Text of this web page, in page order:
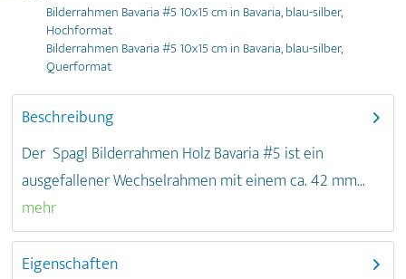
Bilderrahmen Bavaria #5 10x15 cm in Bavaria, blau-silber,
Hochformat
Bilderrahmen Bavaria #5 10x15 cm in Bavaria, blau-silber,
Querformat
Beschreibung
Der Spagl Bilderrahmen Holz Bavaria #5 ist ein
ausgefallener Wechselrahmen mit einem ca. 42 mm...
mehr
Eigenschaften